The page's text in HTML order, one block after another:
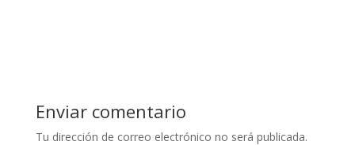
Enviar comentario
Tu dirección de correo electrónico no será publicada.